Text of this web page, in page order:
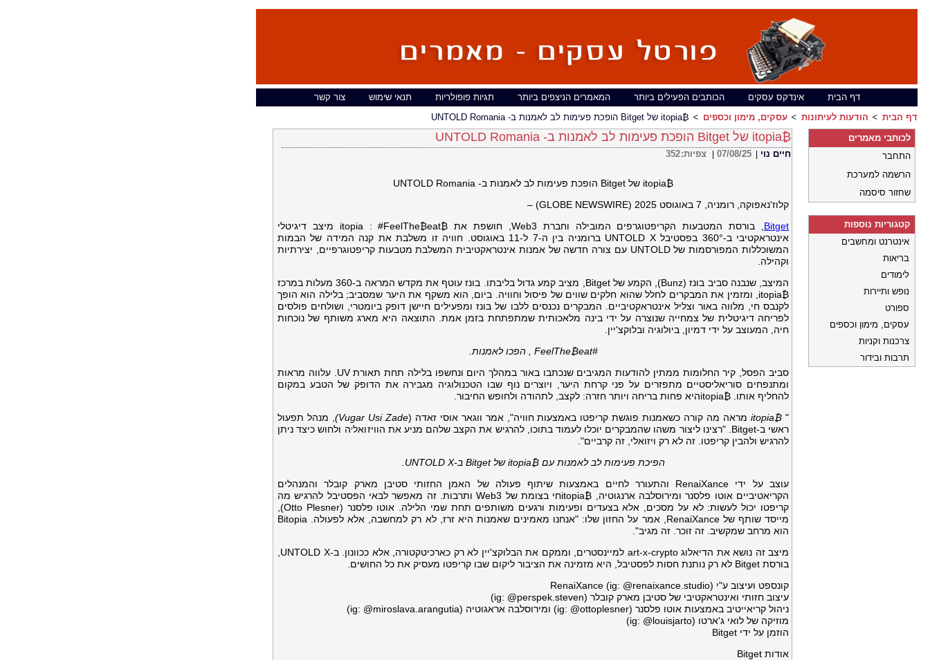
דף הבית אינדקס עסקים הכותבים הפעילים ביותר המאמרים הניצפים ביותר תגיות פופולריות תנאי שימוש
צור קשר
דף הבית
הודעות לעיתונות עסקים, מימון וכספים ₿itopia של Bitget הופכת פעימות לב לאמנות ב- UNTOLD Romania
₿itopia של Bitget הופכת פעימות לב לאמנות ב- UNTOLD Romania
חיים נוי 07/08/25 צפיות:352
₿itopia של Bitget הופכת פעימות לב לאמנות ב- UNTOLD Romania
קלוז'נאפוקה, רומניה, 7 באוגוסט 2025 (GLOBE NEWSWIRE) –
Bitget
, בורסת המטבעות הקריפטוגרפים המובילה וחברת Web3, חושפת את ₿itopia : #FeelThe₿eat מיצב דיגיטלי
אינטראקטיבי ב-360° בפסטיבל UNTOLD X ברומניה בין ה-7 ל-11 באוגוסט. חוויה זו משלבת את קנה המידה של הבמות
המשוכללות המפורסמות של UNTOLD עם צורה חדשה של אמנות אינטראקטיבית המשלבת מטבעות קריפטוגרפיים, יצירתיות
וקהילה.
המיצב, שנבנה סביב בונז (Bunz), הקמע של Bitget, מציב קמע גדול בליבתו. בונז עוטף את מקדש המראה ב-360 מעלות במרכז
₿itopia, ומזמין את המבקרים לחלל שהוא חלקים שווים של פיסול וחוויה. ביום, הוא משקף את היער שמסביב; בלילה הוא הופך
לקנבס חי, מלווה באור וצליל אינטראקטיביים. המבקרים נכנסים ללבו של בונז ומפעילים חיישן דופק ביומטרי, ושולחים פולסים
לפריחה דיגיטלית של צמחייה שנוצרה על ידי בינה מלאכותית שמתפתחת בזמן אמת. התוצאה היא מארג משותף של נוכחות
חיה, המעוצב על ידי דמיון, ביולוגיה ובלוקצ'יין.
#FeelThe
₿eat
, הפכו לאמנות.
סביב הפסל, קיר החלומות ממתין להודעות המגיבים שנכתבו באור במהלך היום ונחשפו בלילה תחת תאורת UV. עלווה מראות
ומתנפחים סוריאליסטיים מתפזרים על פני קרחת היער, ויוצרים נוף שבו הטכנולוגיה מגבירה את הדופק של הטבע במקום
להחליף אותו. ₿itopiaהיא פחות בריחה ויותר חזרה: לקצב, לתהודה ולחופש החיבור.
"
₿itopia מראה מה קורה כשאמנות פוגשת קריפטו באמצעות חוויה", אמר ווגאר אוסי זאדה (Vugar Usi Zade
) , מנהל תפעול
ראשי ב-Bitget. "רצינו ליצור משהו שהמבקרים יוכלו לעמוד בתוכו, להרגיש את הקצב שלהם מניע את הוויזואליה ולחוש כיצד ניתן
להרגיש ולהבין קריפטו. זה לא רק ויזואלי, זה קרביים".
הפיכת פעימות לב לאמנות עם₿itopia
של Bitget ב-UNTOLD X.
עוצב על ידי RenaiXance והתעורר לחיים באמצעות שיתוף פעולה של האמן החזותי סטיבן מארק קובלר והמנהלים
הקריאטיביים אוטו פלסנר ומירוסלבה ארנגוטיה, ₿itopiaחי בצומת של Web3 ותרבות. זה מאפשר לבאי הפסטיבל להרגיש מה
קריפטו יכול לעשות: לא על מסכים, אלא בצעדים ופעימות ורגעים משותפים תחת שמי הלילה. אוטו פלסנר (Otto Plesner),
מייסד שותף של RenaiXance, אמר על החזון שלו: "אנחנו מאמינים שאמנות היא זרז, לא רק למחשבה, אלא לפעולה. Bitopia
הוא מרחב שמקשיב. זה זוכר. זה מגיב".
בורסת Bitget לא רק נותנת חסות לפסטיבל, היא מזמינה את הציבור ליקום שבו קריפטו מעסיק את כל החושים.
קונספט ועיצוב ע"י RenaiXance (ig: @renaixance.studio)
עיצוב חזותי ואינטראקטיבי של סטיבן מארק קובלר (ig: @perspek.steven)
ניהול קריאייטיב באמצעות אוטו פלסנר (ig: @ottoplesner) ומירוסלבה אראגוטיה (ig: @miroslava.arangutia)
מוזיקה של לואי ג'ארטו (ig: @louisjarto)
הוזמן על ידי Bitget
אודות Bitget
לכותבי מאמרים
התחבר
הרשמה למערכת
שחזור סיסמה
קטגוריות נוספות
אינטרנט ומחשבים
בריאות
לימודים
נופש ותיירות
ספורט
עסקים, מימון וכספים
צרכנות וקניות
תרבות ובידור